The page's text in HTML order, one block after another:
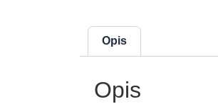
Opis
Opis